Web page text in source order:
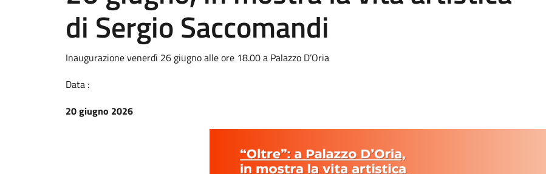
di Sergio Saccomandi
Inaugurazione venerdì 26 giugno alle ore 18.00 a Palazzo D’Oria
Data :
20 giugno 2026